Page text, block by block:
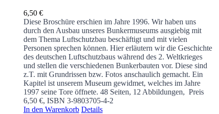
6,50 €
Diese Broschüre erschien im Jahre 1996. Wir haben uns
durch den Ausbau unseres Bunkermuseums ausgiebig mit
dem Thema Luftschutzbau beschäftigt und mit vielen
Personen sprechen können. Hier erläutern wir die Geschichte
des deutschen Luftschutzbaus während des 2. Weltkrieges
und stellen die verschiedenen Bunkerbauten vor. Diese sind
z.T. mit Grundrissen bzw. Fotos anschaulich gemacht. Ein
Kapitel ist unserem Museum gewidmet, welches im Jahre
1997 seine Tore öffnete. 48 Seiten, 12 Abbildungen, Preis
6,50 €, ISBN 3-9803705-4-2
In den Warenkorb Details